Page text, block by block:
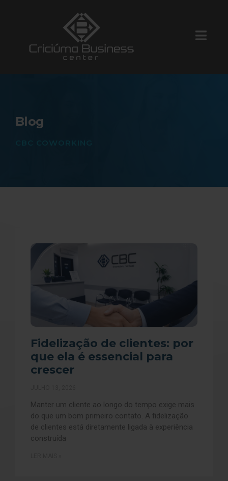
Blog
Fidelização de clientes: por
que ela é essencial para
crescer
Manter um cliente ao longo do tempo exige mais
do que um bom primeiro contato. A fidelização
de clientes está diretamente ligada à experiência
construída